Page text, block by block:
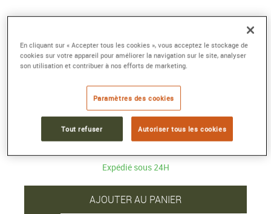
ORIGINE GW-M561 SERIES
46.7 × 43.2 × 12.7 mm, résine
Collection :
G-Shock ORIGINE
139 €
Expédié sous 24H
AJOUTER AU PANIER
En cliquant sur « Accepter tous les cookies », vous acceptez le stockage de
cookies sur votre appareil pour améliorer la navigation sur le site, analyser
son utilisation et contribuer à nos efforts de marketing.
Paramètres des cookies
Tout refuser Autoriser tous les cookies